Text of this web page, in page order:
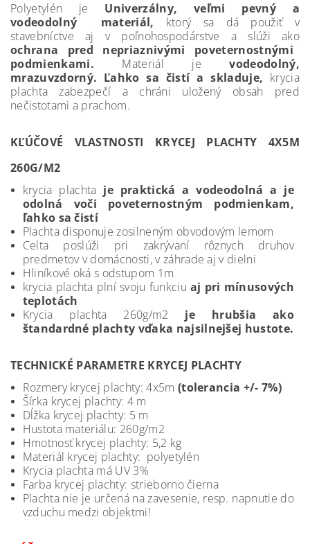
Polyetylén je Univerzálny, veľmi pevný a
vodeodolný materiál, ktorý sa dá použiť v
stavebníctve aj v poľnohospodárstve a slúži ako
ochrana pred nepriaznivými poveternostnými
podmienkami. Materiál jevodeodolný,
mrazuvzdorný. Ľahko sa čistí a skladuje, krycia
plachta zabezpečí a chráni uložený obsah pred
nečistotami a prachom.
KĽÚČOVÉ VLASTNOSTI KRYCEJ PLACHTY 4X5M
260G/M2
krycia plachta je praktická a vodeodolná a je
odolná voči poveternostným podmienkam,
ľahko sa čistí
Plachta disponuje zosilneným obvodovým lemom
Celta poslúži pri zakrývaní rôznych druhov
predmetov v domácnosti, v záhrade aj v dielni
Hliníkové oká s odstupom 1m
krycia plachta plní svoju funkciuaj pri mínusových
teplotách
Krycia plachta 260g/m2 je hrubšia ako
štandardné plachty vďaka najsilnejšej hustote.
TECHNICKÉ PARAMETRE KRYCEJ PLACHTY
Rozmery krycej plachty: 4x5m (tolerancia +/- 7%)
Šírka krycej plachty: 4 m
Dĺžka krycej plachty: 5 m
Hustota materiálu: 260g/m2
Hmotnosť krycej plachty: 5,2 kg
Materiál krycej plachty: polyetylén
Krycia plachta má UV 3%
Farba krycej plachty: strieborno čierna
Plachta nie je určená na zavesenie, resp. napnutie do
vzduchu medzi objektmi!